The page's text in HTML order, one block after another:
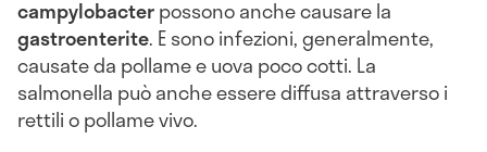
campylobacterpossono anche causare la
gastroenterite. E sono infezioni, generalmente,
causate da pollame e uova poco cotti. La
salmonella può anche essere diffusa attraverso i
rettili o pollame vivo.